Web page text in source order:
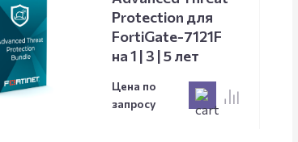
Protection для
FortiGate-7121F
на 1 | 3 | 5 лет
Цена по
запросу